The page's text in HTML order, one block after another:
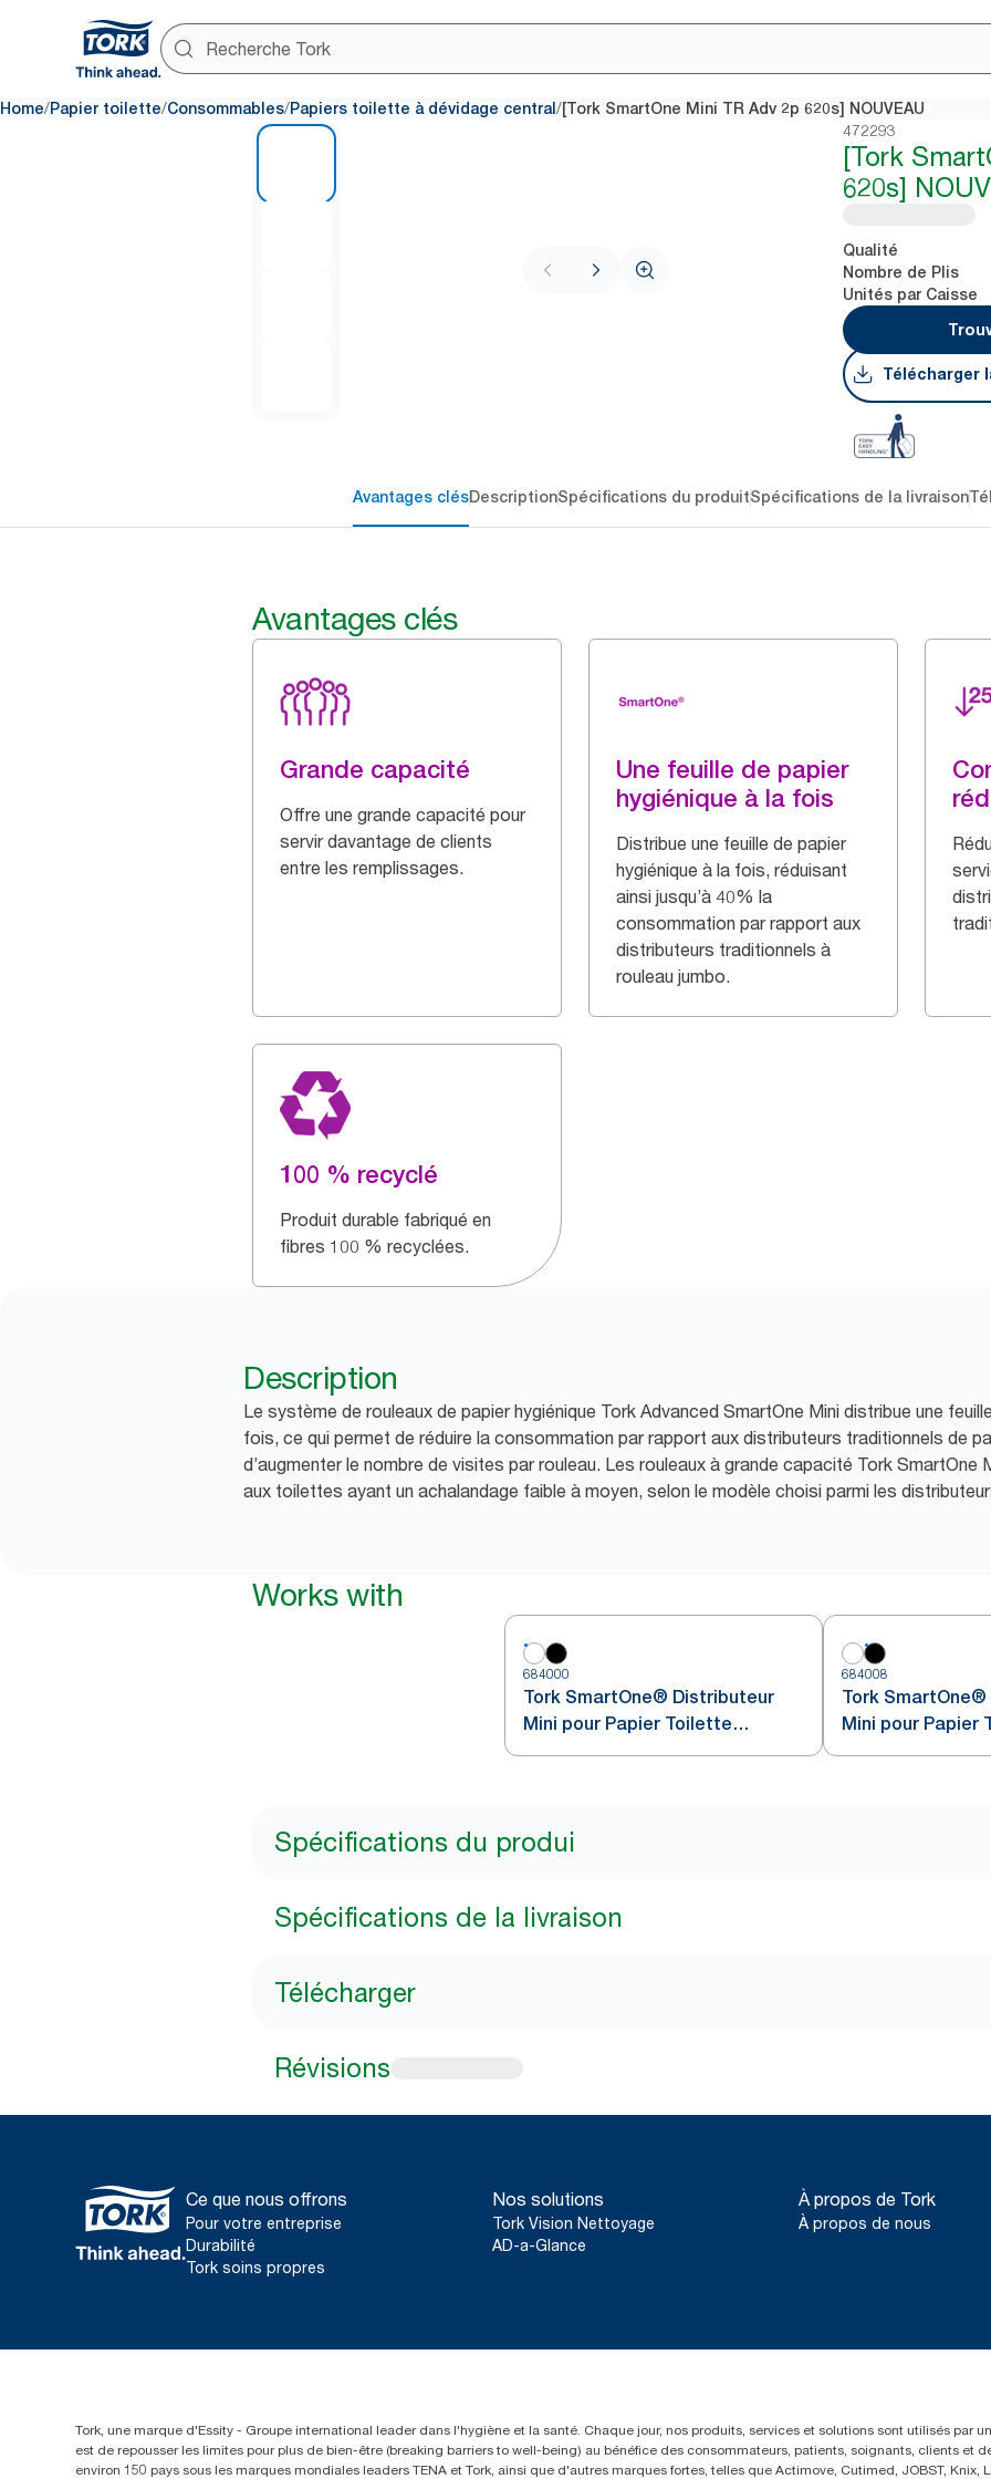
Home/Papier toilette/Consommables/Papiers toilette à dévidage central/[Tork SmartOne Mini TR Adv 2p 620s] NOUVEAU
472293
[Tork
620s]
Qualité
Nombre de Plis
Unités par Caisse
Télécharger
Avantages clésDescriptionSpécifications du produitSpécifications de la livraison
Avantages clés
Grande capacité
Offre une grande capacité pour
servir davantage de clients
entre les remplissages.
Une feuille de papier
hygiénique à la fois
Distribue une feuille de papier
hygiénique à la fois, réduisant
ainsi jusqu’à 40% la
consommation par rapport aux
distributeurs traditionnels à
rouleau jumbo.
100 % recyclé
Produit durable fabriqué en
fibres 100 % recyclées.
Description
Le système de rouleaux de papier hygiénique Tork Advanced SmartOne Mini distribue une
fois, ce qui permet de réduire la consommation par rapport aux distributeurs traditionnels de
d’augmenter le nombre de visites par rouleau. Les rouleaux à grande capacité Tork SmartOne
aux toilettes ayant un achalandage faible à moyen, selon le modèle choisi parmi les
Works with
684000
Tork SmartOne® Distributeur
Mini pour Papier Toilette
Rouleau, Blanc, T9
684008
Tork
Mini pour Papier
Rouleau, Noir, T9
Spécifications du produi
Spécifications de la livraison
Télécharger
Révisions
Ce que nous offrons
Pour votre entreprise
Durabilité
Tork soins propres
Nos solutions
Tork Vision Nettoyage
AD-a-Glance
À propos de Tork
À propos de nous
Tork, une marque d'Essity - Groupe international leader dans l'hygiène et la santé. Chaque jour, nos produits, services et solutions sont utilisés par
est de repousser les limites pour plus de bien-être (breaking barriers to well-being) au bénéfice des consommateurs, patients, soignants, clients et
environ 150 pays sous les marques mondiales leaders TENA et Tork, ainsi que d'autres marques fortes, telles que Actimove, Cutimed, JOBST, Knix,